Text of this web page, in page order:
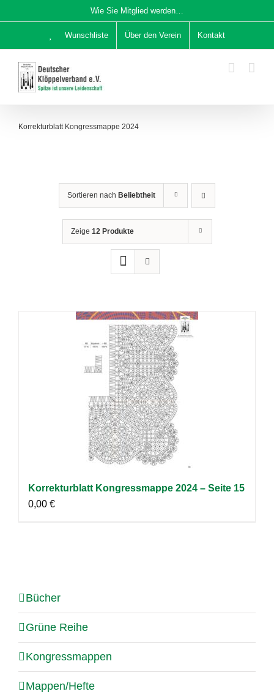
Inhalt
Wie Sie Mitglied werden…
Wunschliste Über den Verein Kontakt
Korrekturblatt Kongressmappe 2024
Sortieren nach Beliebtheit
Zeige 12 Produkte
Korrekturblatt Kongressmappe 2024 – Seite 15
0,00 €
Bücher
Grüne Reihe
Kongressmappen
Mappen/Hefte